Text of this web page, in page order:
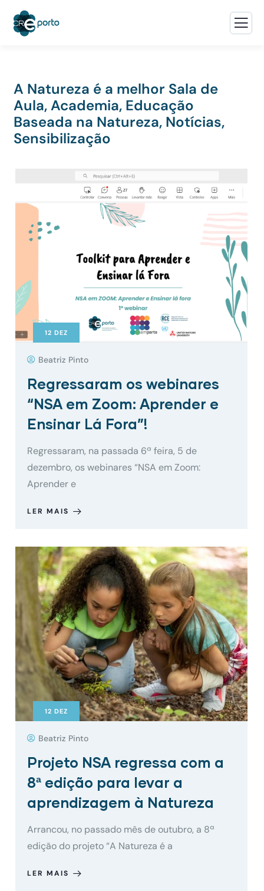
A Natureza é a melhor Sala de
Aula,Academia, Educação
Baseada na Natureza, Notícias,
Sensibilização
12 DEZ
Beatriz Pinto
Regressaram os webinares
“NSA em Zoom: Aprender e
Ensinar Lá Fora”!
Regressaram, na passada 6ª feira, 5 de
dezembro, os webinares “NSA em Zoom:
Aprender e
LER MAIS
12 DEZ
Beatriz Pinto
Projeto NSA regressa com a
8ª edição para levar a
aprendizagem à Natureza
Arrancou, no passado mês de outubro, a 8ª
edição do projeto “A Natureza é a
LER MAIS